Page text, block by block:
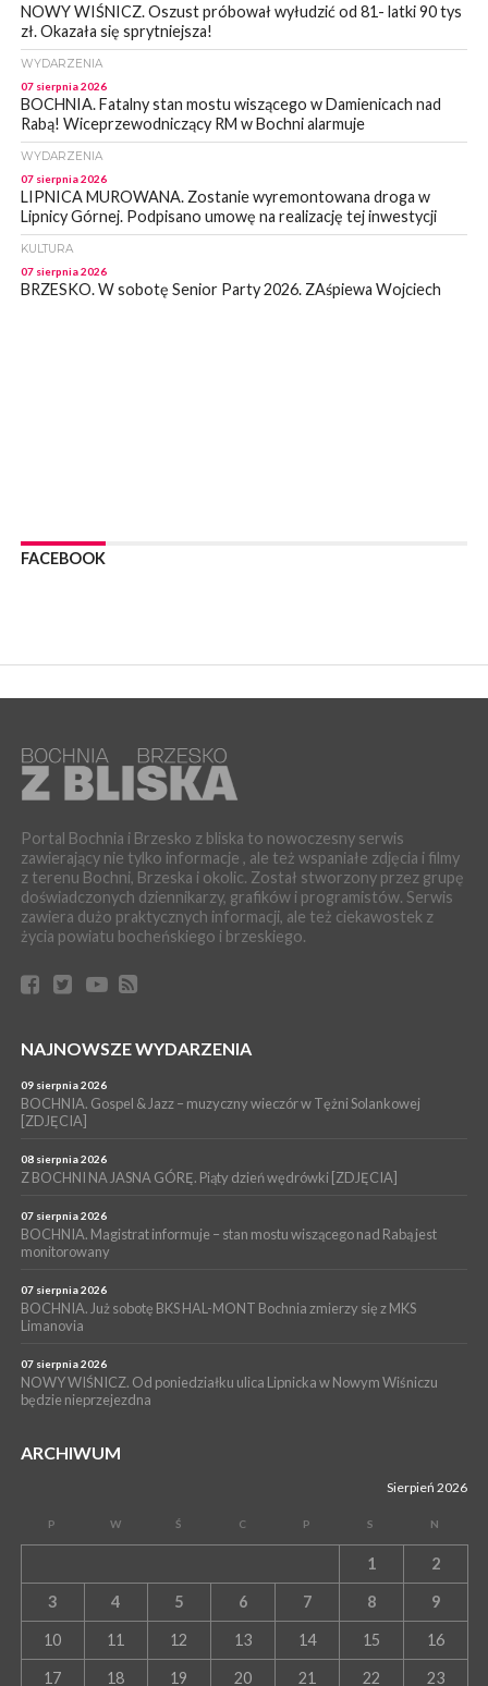
NOWY WIŚNICZ. Oszust próbował wyłudzić od 81- latki 90 tys
zł. Okazała się sprytniejsza!
WYDARZENIA
07 sierpnia 2026
BOCHNIA. Fatalny stan mostu wiszącego w Damienicach nad
Rabą! Wiceprzewodniczący RM w Bochni alarmuje
WYDARZENIA
07 sierpnia 2026
LIPNICA MUROWANA. Zostanie wyremontowana droga w
Lipnicy Górnej. Podpisano umowę na realizację tej inwestycji
KULTURA
07 sierpnia 2026
BRZESKO. W sobotę Senior Party 2026. ZAśpiewa Wojciech
BOCHNIA. Podpisano umowę na wykonanie dokumentacji
projektowej przebudowy ulicy Dołuszyckiej
samochodem osobowym
WYDARZENIA
Wakacyjnej Akademii Muzealnej
WYDARZENIA
06 sierpnia 2026
LIPNICA MUROWANA. Oddaj krew, pomóż potrzebującym!
KULTURA
06 sierpnia 2026
BOCHNIA. W niedzielę Muzyczna Altana, a w niej Orkiestra Dęta
WYDARZENIA
BRZESKO. Lepsze warunki dla strażaków z OSP Okocim!
WYDARZENIA
BORZĘCIN. Już w najbliższy weekend XIX Borzęckie Święto
Grzyba: Zenek Martyniuk i Justyna Steczkowska
FACEBOOK
Portal Bochnia i Brzesko z bliska to nowoczesny serwis
zawierający nie tylko informacje , ale też wspaniałe zdjęcia i filmy
z terenu Bochni, Brzeska i okolic. Został stworzony przez grupę
doświadczonych dziennikarzy, grafików i programistów. Serwis
zawiera dużo praktycznych informacji, ale też ciekawostek z
życia powiatu bocheńskiego i brzeskiego.
NAJNOWSZE WYDARZENIA
09 sierpnia 2026
BOCHNIA. Gospel & Jazz – muzyczny wieczór w Tężni Solankowej
[ZDJĘCIA]
08 sierpnia 2026
Z BOCHNI NA JASNA GÓRĘ. Piąty dzień wędrówki [ZDJĘCIA]
07 sierpnia 2026
BOCHNIA. Magistrat informuje – stan mostu wiszącego nad Rabą jest
monitorowany
07 sierpnia 2026
BOCHNIA. Już sobotę BKS HAL-MONT Bochnia zmierzy się z MKS
Limanovia
07 sierpnia 2026
NOWY WIŚNICZ. Od poniedziałku ulica Lipnicka w Nowym Wiśniczu
będzie nieprzejezdna
ARCHIWUM
Sierpień 2026
P W Ś C P S N
1 2
3 4 5 6 7 8 9
10 11 12 13 14 15 16
17 18 19 20 21 22 23